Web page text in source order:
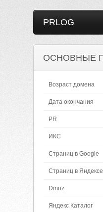
PRLOG
ОСНОВНЫЕ
Возраст домена
Дата окончания
PR
ИКС
Страниц в Google
Страниц в Яндексе
Dmoz
Яндекс Каталог